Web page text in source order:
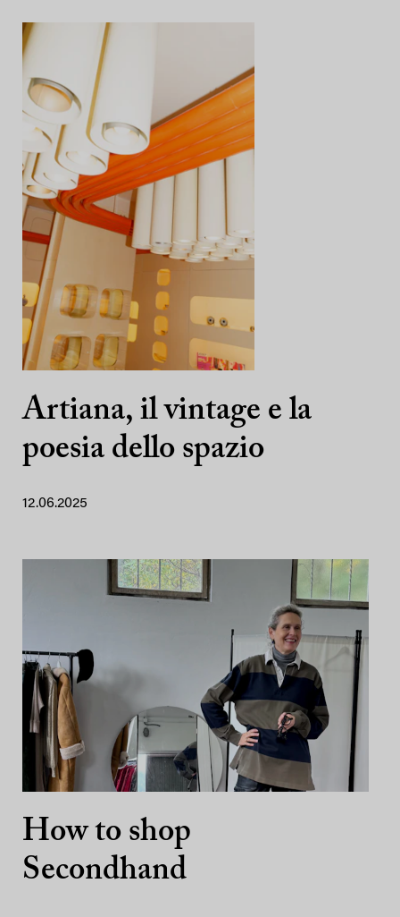
Artiana, il vintage e la
poesia dello spazio
12.06.2025
How to shop
Secondhand